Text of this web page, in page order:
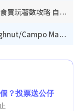
【8月生日優惠2026】全港85大食買玩著數攻略 自助餐/火鍋放題同行免費＋誠品/DONKI送現金券
開倉優惠｜銅鑼灣時代廣場Doughnut/Campo Marzio開倉低至1折！背囊、書包、手袋劈價$200起